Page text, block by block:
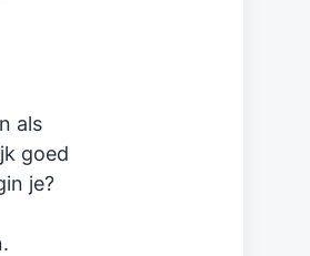
als
goed
je?